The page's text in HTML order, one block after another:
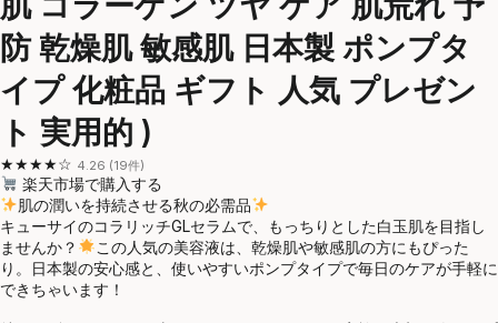
防 乾燥肌 敏感肌 日本製 ポンプタ
イプ 化粧品 ギフト 人気 プレゼン
ト 実用的 )
★★★★☆ 4.26 (19件)
楽天市場で購入する
肌の潤いを持続させる秋の必需品
キューサイのコラリッチGLセラムで、もっちりとした白玉肌を目指し
ませんか？
この人気の美容液は、乾燥肌や敏感肌の方にもぴった
り。日本製の安心感と、使いやすいポンプタイプで毎日のケアが手軽に
できちゃいます！